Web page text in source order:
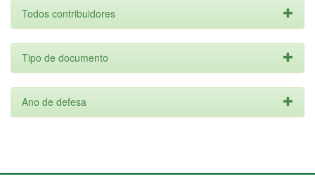
Todos contribuidores
Tipo de documento
Ano de defesa